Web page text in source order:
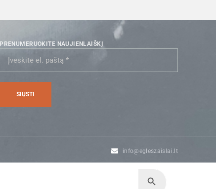
PRENUMERUOKITE NAUJIENLAIŠKĮ
info@egleszaislai.lt